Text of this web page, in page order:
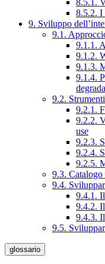
8.5.1.
8.5.2. I
9. Sviluppo
9.1.
9.1.1.
9.1.2.
9.1.3.
9.1.4.
9.2.
9.2.1.
9.2.2.
use
9.2.3.
9.2.4.
9.2.5.
9.3. Catalogo
9.4.
9.4.1.
9.4.2.
9.4.3.
9.5.
glossario